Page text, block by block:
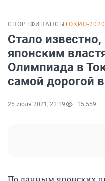
СПОРТФИНАНСЫ ТОКИО-2020
Стало
японским
Олимпиада в
самой дорогой
25 июля 2021, 21:19 15 559